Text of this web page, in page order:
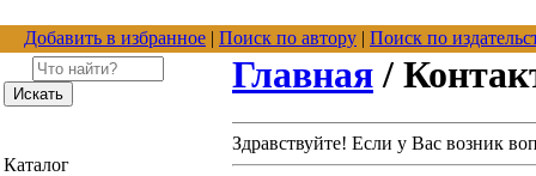
Добавить в избранное | Поиск по автору | Поиск по
Каталог
Главная /
Здравствуйте! Если у Вас возник